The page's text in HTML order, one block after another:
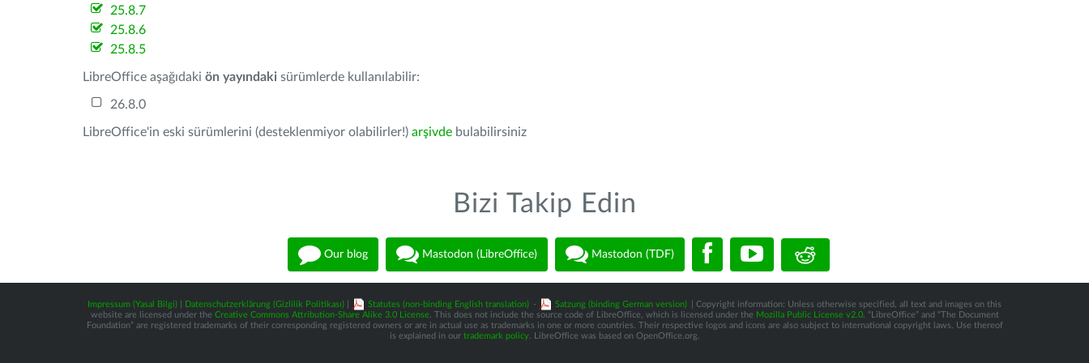
25.8.7
25.8.6
25.8.5
LibreOffice aşağıdaki ön yayındaki sürümlerde kullanılabilir:
26.8.0
LibreOffice'in eski sürümlerini (desteklenmiyor olabilirler!) arşivde bulabilirsiniz
Bizi Takip Edin
Our blog Mastodon (LibreOffice) Mastodon (TDF)
Impressum (Yasal Bilgi) Datenschutzerklärung (Gizlilik Politikası) Statutes (non-binding English translation) - Satzung (binding German version)
| Copyright information: Unless otherwise specified, all text and images on this
website are licensed under the Creative Commons Attribution-Share Alike 3.0 License. This does not include the source code of LibreOffice, which is licensed under the Mozilla Public License v2.0. “LibreOffice” and “The Document
Foundation” are registered trademarks of their corresponding registered owners or are in actual use as trademarks in one or more countries. Their respective logos and icons are also subject to international copyright laws. Use thereof
is explained in our trademark policy. LibreOffice was based on OpenOffice.org.